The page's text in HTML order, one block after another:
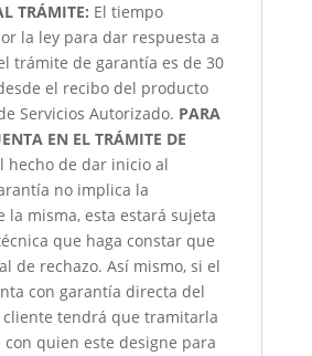
TRÁMITE: El tiempo
la ley para dar respuesta a
trámite de garantía es de 30
el recibo del producto
Servicios Autorizado. PARA
EN EL TRÁMITE DE
hecho de dar inicio al
no implica la
la misma, esta estará sujeta
que haga constar que
de rechazo. Así mismo, si el
con garantía directa del
tendrá que tramitarla
quien este designe para